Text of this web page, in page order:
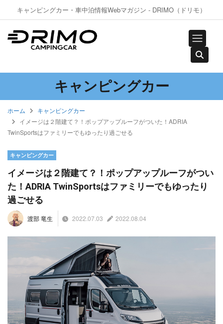
キャンピングカー・車中泊情報Webマガジン - DRIMO（ドリモ）
キャンピングカー
ホーム
キャンピングカー
イメージは２階建て？！ポップアップルーフがついた！ADRIA
TwinSportsはファミリーでもゆったり過ごせる
キャンピングカー
イメージは２階建て？！ポップアップルーフがつい
た！ADRIA TwinSportsはファミリーでもゆったり
過ごせる
渡部 竜生 2022.07.03 2022.08.04